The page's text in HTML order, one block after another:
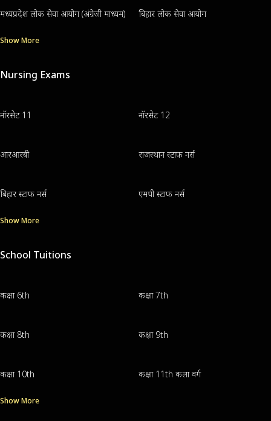
मध्यप्रदेश लोक सेवा आयोग (अंग्रेजी माध्यम) बिहार लोक सेवा आयोग
Show More
Nursing Exams
नॉरसेट 11 नॉरसेट 12
आरआरबी राजस्थान स्टाफ नर्स
बिहार स्टाफ नर्स एमपी स्टाफ नर्स
Show More
School Tuitions
कक्षा 6th कक्षा 7th
कक्षा 8th कक्षा 9th
कक्षा 10th कक्षा 11th कला वर्ग
Show More